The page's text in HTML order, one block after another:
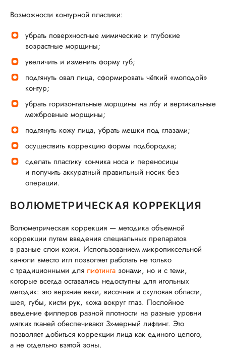
Возможности контурной пластики:
убрать поверхностные мимические и глубокие
возрастные морщины;
увеличить и изменить форму губ;
подтянуть овал лица, сформировать чёткий «молодой»
контур;
убрать горизонтальные морщины на лбу и вертикальные
межбровные морщины;
подтянуть кожу лица, убрать мешки под глазами;
осуществить коррекцию формы подбородка;
сделать пластику кончика носа и переносицы
и получить аккуратный правильный носик без
операции.
ВОЛЮМЕТРИЧЕСКАЯ КОРРЕКЦИЯ
Волюметрическая коррекция — методика объемной
коррекции путем введения специальных препаратов
в разные слои кожи. Использованием микропиксельной
канюли вместо игл позволяет работать не только
с традиционными для лифтинга зонами, но и с теми,
которые всегда оставались недоступны для игольных
методик: это верхние веки, височная и скуловая области,
шея, губы, кисти рук, кожа вокруг глаз. Послойное
введение филлеров разной плотности на разные уровни
мягких тканей обеспечивают 3х-мерный лифтинг. Это
позволяет добиться коррекции лица как единого целого,
а не отдельно взятой зоны.